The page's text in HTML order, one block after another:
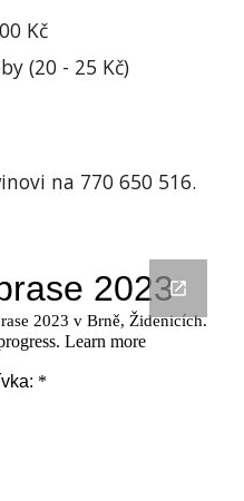
Kč
(20 - 25 Kč)
na 770 650 516.